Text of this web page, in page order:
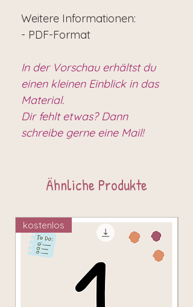
Weitere Informationen:
- PDF-Format
In der Vorschau erhältst du
einen kleinen Einblick in das
Material.
Dir fehlt etwas? Dann
schreibe gerne eine Mail!
Ähnliche Produkte
kostenlos